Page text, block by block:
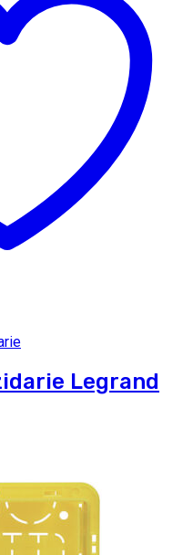
Legrand